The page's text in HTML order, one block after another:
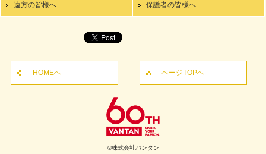
遠方の皆様へ 保護者の皆様へ
HOMEへ ページTOPへ
©株式会社バンタン